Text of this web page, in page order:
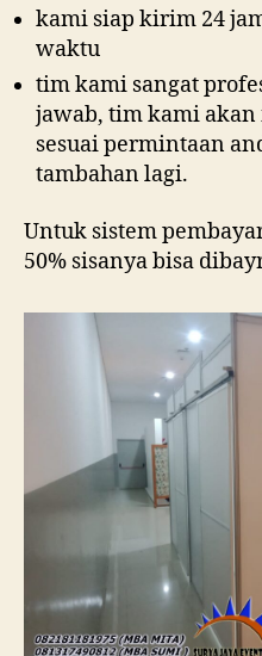
kami siap kirim 24
waktu
tim kami sangat
jawab, tim kami
sesuai permintaan
tambahan lagi.
Untuk sistem
50% sisanya bisa